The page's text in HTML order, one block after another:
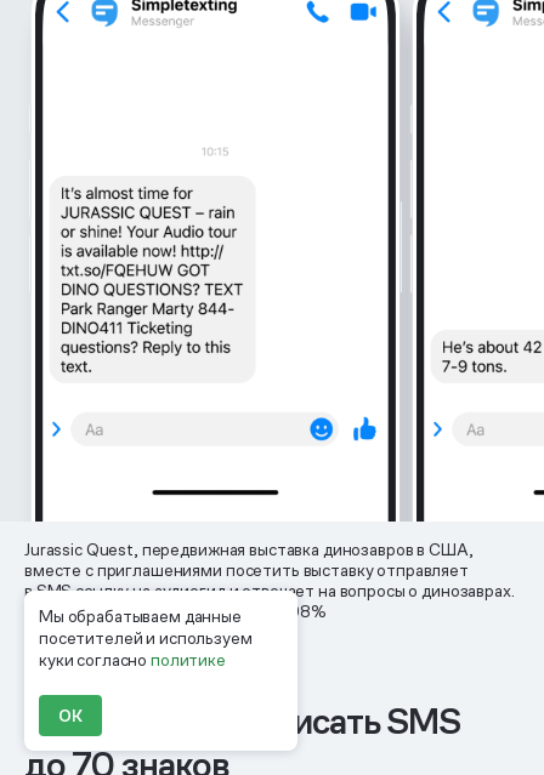
Мы обрабатываем данные
посетителей и используем
куки согласнополитике
ОК
Jurassic Quest, передвижная выставка динозавров в США,
вместе с приглашениями посетить выставку отправляет
в SMS ссылку на аудиогид и отвечает на вопросы о динозаврах.
Количество переходов по SMS — 98%
Принцип № 10: писать SMS
до 70 знаков